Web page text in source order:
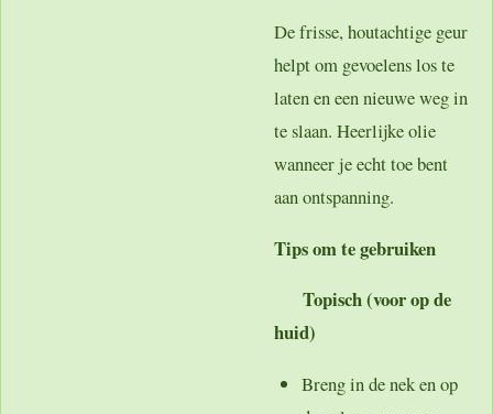
De frisse, houtachtige geur
helpt om gevoelens los te
laten en een nieuwe weg in
te slaan. Heerlijke olie
wanneer je echt toe bent
aan ontspanning.
Tips om te gebruiken
Topisch (voor op de
huid)
Breng in de nek en op